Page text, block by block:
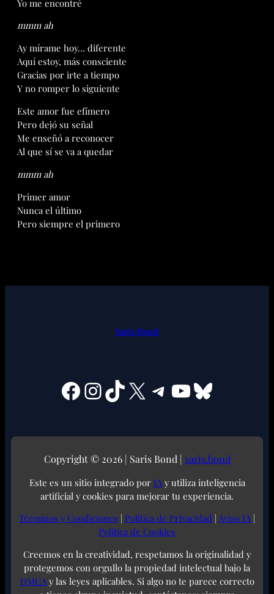
Yo me encontré
mmm ah
Ay mírame hoy… diferente
Aquí estoy, más consciente
Gracias por irte a tiempo
Y no romper lo siguiente
Este amor fue efímero
Pero dejó su señal
Me enseñó a reconocer
Al que sí se va a quedar
mmm ah
Primer amor
Nunca el último
Pero siempre el primero
Saris Bond
Facebook InstagramTikTok X Telegram YouTube Bluesky
Copyright © 2026 | Saris Bond | saris.bond
Este es un sitio integrado por IAy utiliza inteligencia
artificial y cookies para mejorar tu experiencia.
Términos y Condiciones | Política de Privacidad | Aviso IA|
Política de Cookies
Creemos en la creatividad, respetamos la originalidad y
protegemos con orgullo la propiedad intelectual bajo la
DMCAy las leyes aplicables. Si algo no te parece correcto